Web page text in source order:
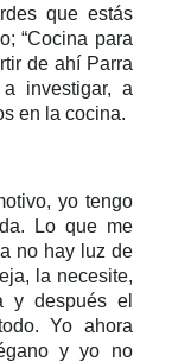
que estás
“Cocina para
de ahí Parra
investigar, a
en la cocina.
yo tengo
Lo que me
no hay luz de
la necesite,
y después el
Yo ahora
y yo no